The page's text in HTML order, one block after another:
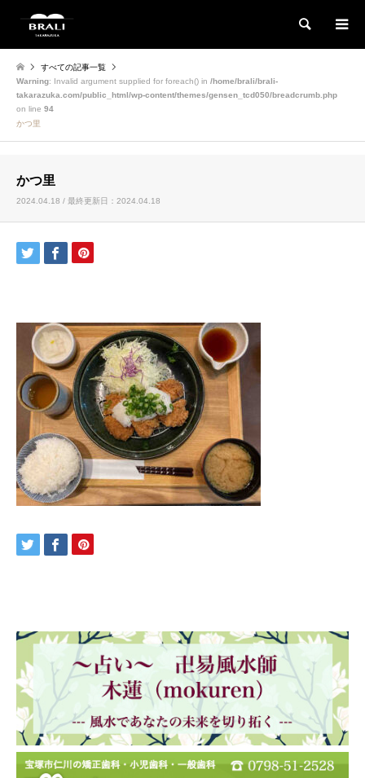
検索
すべての記事一覧
Warning: Invalid argument supplied for foreach() in /home/brali/brali-
takarazuka.com/public_html/wp-content/themes/gensen_tcd050/breadcrumb.php
on line 94
かつ里
かつ里
2024.04.18 / 最終更新日：2024.04.18